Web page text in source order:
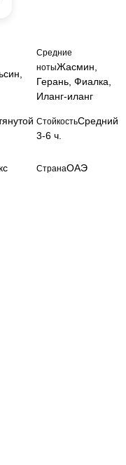
Средние
нотыЖасмин,
Герань, Фиалка,
Иланг-иланг
СтойкостьСредний
3-6 ч.
СтранаОАЭ